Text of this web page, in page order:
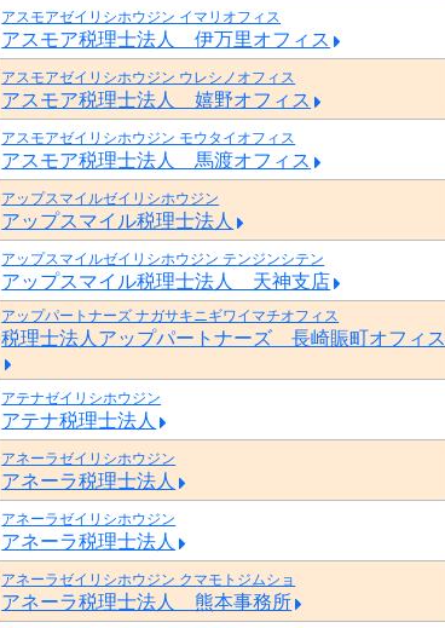
アスモアゼイリシホウジン イマリオフィス
アスモア税理士法人 伊万里オフィス
アスモアゼイリシホウジン ウレシノオフィス
アスモア税理士法人 嬉野オフィス
アスモアゼイリシホウジン モウタイオフィス
アスモア税理士法人 馬渡オフィス
アップスマイルゼイリシホウジン
アップスマイル税理士法人
アップスマイルゼイリシホウジン テンジンシテン
アップスマイル税理士法人 天神支店
アップパートナーズ ナガサキニギワイマチオフィス
税理士法人アップパートナーズ 長崎賑町オフィス
アテナゼイリシホウジン
アテナ税理士法人
アネーラゼイリシホウジン
アネーラ税理士法人
アネーラゼイリシホウジン
アネーラ税理士法人
アネーラゼイリシホウジン クマモトジムショ
アネーラ税理士法人 熊本事務所